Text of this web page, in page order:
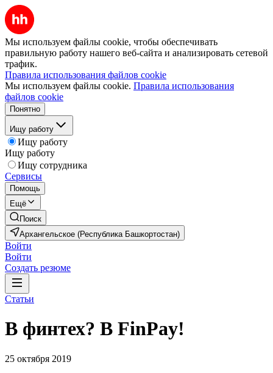
Мы используем файлы cookie, чтобы обеспечивать
правильную работу нашего веб-сайта и анализировать сетевой
трафик.
Правила использования файлов cookie
Мы используем файлы cookie. Правила использования
файлов cookie
Понятно
Ищу работу
Ищу работу
Ищу работу
Ищу сотрудника
Сервисы
Помощь
Ещё
Поиск
Архангельское (Республика Башкортостан)
Войти
Войти
Создать резюме
Статьи
В финтех? В FinPay!
25 октября 2019